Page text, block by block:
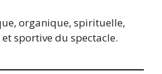
organique, spirituelle,
sportive du spectacle.